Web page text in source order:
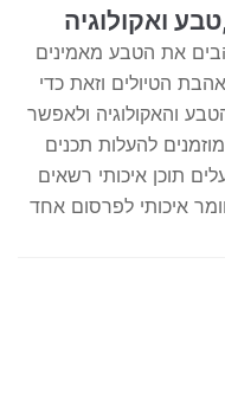
ואקולוגיה
את הטבע מאמינים
הטיולים וזאת כדי
והאקולוגיה ולאפשר
להעלות תכנים
תוכן איכותי רשאים